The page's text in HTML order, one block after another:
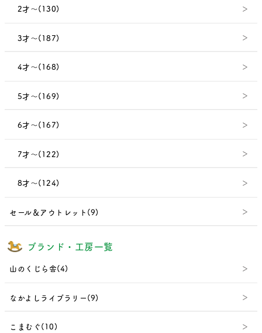
2才～(130)
3才～(187)
4才～(168)
5才～(169)
6才～(167)
7才～(122)
8才～(124)
セール＆アウトレット(9)
ブランド・工房一覧
山のくじら舎(4)
なかよしライブラリー(9)
こまむぐ(10)